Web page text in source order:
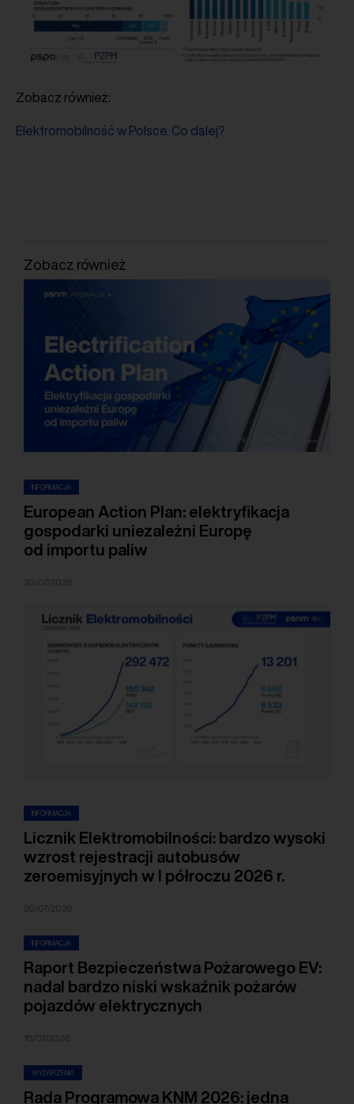
Zobacz również:
Elektromobilność w Polsce. Co dalej?
Zobacz również
INFORMACJA
European Action Plan: elektryfikacja
gospodarki uniezależni Europę
od importu paliw
20/07/2026
INFORMACJA
Licznik Elektromobilności: bardzo wysoki
wzrost rejestracji autobusów
zeroemisyjnych w I półroczu 2026 r.
20/07/2026
INFORMACJA
Raport Bezpieczeństwa Pożarowego EV:
nadal bardzo niski wskaźnik pożarów
pojazdów elektrycznych
15/07/2026
WYDARZENIA
Rada Programowa KNM 2026: jedna